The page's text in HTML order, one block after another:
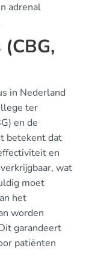
adrenal
in Nederland
ter
en de
betekent dat
en
wat
moet
het
worden
garandeert
patiënten